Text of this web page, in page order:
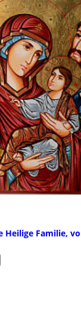
Heilige Familie,